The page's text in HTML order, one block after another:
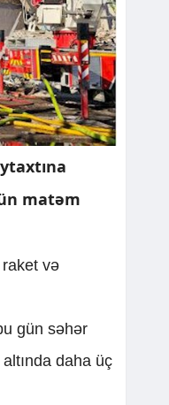
matəm
və
gün səhər
daha üç